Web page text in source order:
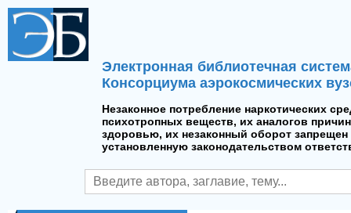
Электронная библиотечная
Консорциума аэрокосмических
Незаконное потребление наркотических
психотропных веществ, их аналогов
здоровью, их незаконный оборот запрещен
установленную законодательством